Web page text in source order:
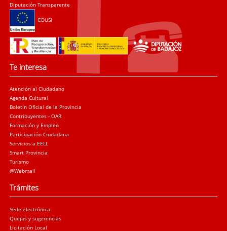
Diputación Transparente
EDUSI
Te interesa
Atención al Ciudadano
Agenda Cultural
Boletín Oficial de la Provincia
Contribuyentes - OAR
Formación y Empleo
Participación Ciudadana
Servicios a EELL
Smart Provincia
Turismo
@Webmail
Trámites
Sede electrónica
Quejas y sugerencias
Licitación Local